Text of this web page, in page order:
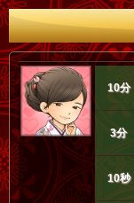
10分
3分
10秒